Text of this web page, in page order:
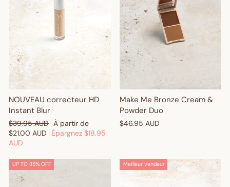
NOUVEAU correcteur HD
Instant Blur
Prix
régulier
$39.95 AUD Prix
réduit
À partir de
$21.00 AUD
Épargnez $18.95
AUD
Make Me Bronze Cream &
Powder Duo
$46.95 AUD
UP TO 35% OFF Meilleur vendeur